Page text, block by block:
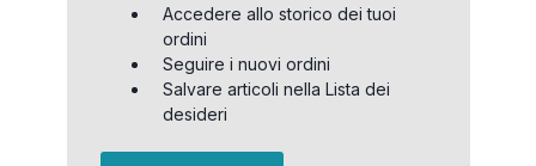
Accedere allo storico dei tuoi
ordini
Seguire i nuovi ordini
Salvare articoli nella Lista dei
desideri